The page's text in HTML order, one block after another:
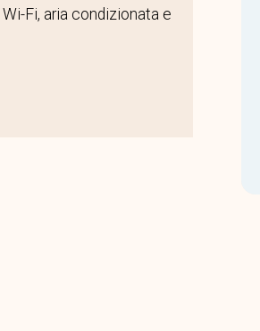
Fi, aria condizionata e